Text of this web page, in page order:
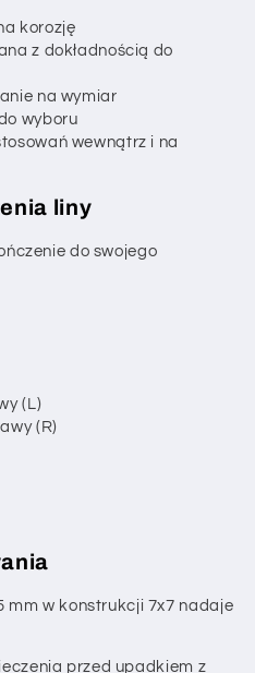
korozję
z dokładnością do
na wymiar
wyboru
wewnątrz i na
liny
do swojego
(L)
(R)
mm w konstrukcji 7x7 nadaje
przed upadkiem z